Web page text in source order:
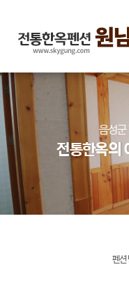
음성군
전통한옥의
펜션